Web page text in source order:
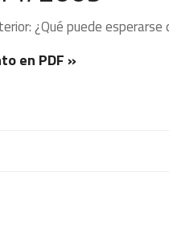
¿Qué puede
en PDF »